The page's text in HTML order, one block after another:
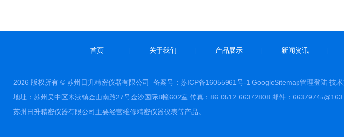
首页 关于我们 产品展示 新闻资讯
2026 版权所有 © 苏州日升精密仪器有限公司 备案号：苏ICP备16055961号-1 GoogleSitemap管理登陆技术
地址：苏州吴中区木渎镇金山南路27号金沙国际B幢602室 传真：86-0512-66372808 邮件：
苏州日升精密仪器有限公司主要经营维修精密仪器仪表等产品。